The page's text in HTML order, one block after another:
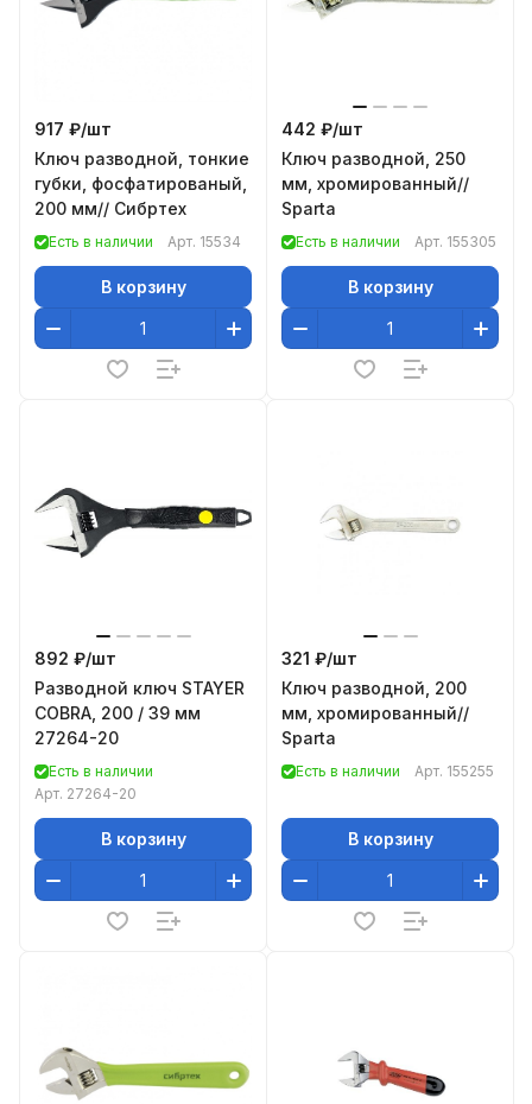
917 ₽/шт
Ключ разводной, тонкие
губки, фосфатированый,
200 мм// Сибртех
Есть в наличии Арт. 15534
В корзину
442 ₽/шт
Ключ разводной, 250
мм, хромированный//
Sparta
Есть в наличии Арт. 155305
В корзину
892 ₽/шт
Разводной ключ STAYER
COBRA, 200 / 39 мм
27264-20
Есть в наличии
Арт. 27264-20
В корзину
321 ₽/шт
Ключ разводной, 200
мм, хромированный//
Sparta
Есть в наличии Арт. 155255
В корзину